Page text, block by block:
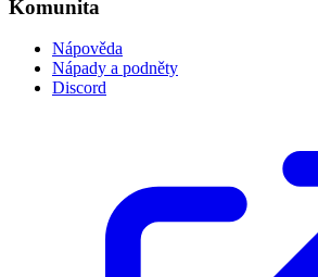
Komunita
Nápověda
Nápady a podněty
Discord